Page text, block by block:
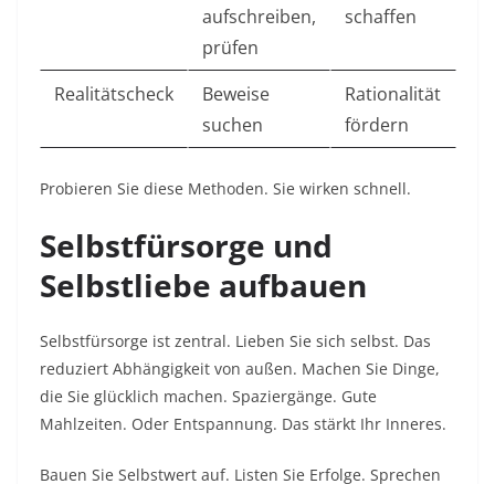
aufschreiben,
prüfen
schaffen ​
Realitätscheck
Beweise
suchen
Rationalität
fördern ​
Probieren Sie diese Methoden. Sie wirken schnell.​
Selbstfürsorge und
Selbstliebe aufbauen
Selbstfürsorge ist zentral. Lieben Sie sich selbst. Das
reduziert Abhängigkeit von außen. Machen Sie Dinge,
die Sie glücklich machen. Spaziergänge. Gute
Mahlzeiten. Oder Entspannung. Das stärkt Ihr Inneres.​
Bauen Sie Selbstwert auf. Listen Sie Erfolge. Sprechen